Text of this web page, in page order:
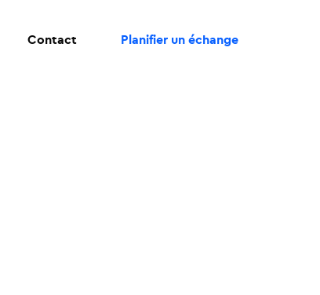
Contact Planifier un échange